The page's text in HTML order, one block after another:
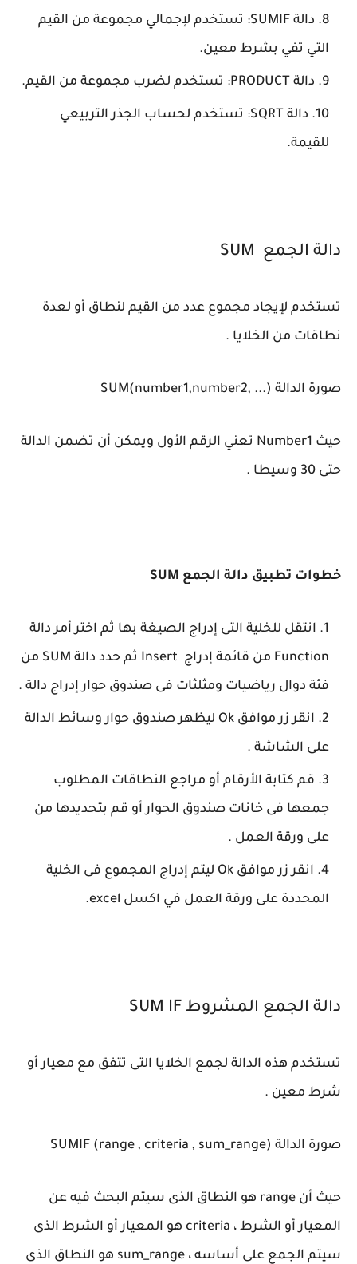
دالة SUMIF: تستخدم لإجمالي مجموعة من القيم
التي تفي بشرط معين.
دالة PRODUCT: تستخدم لضرب مجموعة من القيم.
دالة SQRT: تستخدم لحساب الجذر التربيعي
للقيمة.
دالة الجمع SUM
تستخدم لإيجاد مجموع عدد من القيم لنطاق أو لعدة
نطاقات من الخلايا .
صورة الدالة SUM(number1,number2, ...)
حيث Number1 تعني الرقم الأول ويمكن أن تضمن الدالة
حتى 30 وسيطا .
خطوات تطبيق دالة الجمع SUM
انتقل للخلية التى إدراج الصيغة بها ثم اختر أمر دالة
Function من قائمة إدراج Insert ثم حدد دالة SUM من
فئة دوال رياضيات ومثلثات فى صندوق حوار إدراج دالة .
انقر زر موافق Ok ليظهر صندوق حوار وسائط الدالة
على الشاشة .
قم كتابة الأرقام أو مراجع النطاقات المطلوب
جمعها فى خانات صندوق الحوار أو قم بتحديدها من
على ورقة العمل .
انقر زر موافق Ok ليتم إدراج المجموع فى الخلية
المحددة على ورقة العمل في اكسل excel.
دالة الجمع المشروط SUM IF
تستخدم هذه الدالة لجمع الخلايا التى تتفق مع معيار أو
شرط معين .
صورة الدالة SUMIF (range , criteria , sum_range)
حيث أن range هو النطاق الذى سيتم البحث فيه عن
المعيار أو الشرط ، criteria هو المعيار أو الشرط الذى
سيتم الجمع على أساسه ، sum_range هو النطاق الذى